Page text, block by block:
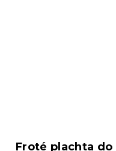
Froté plachta